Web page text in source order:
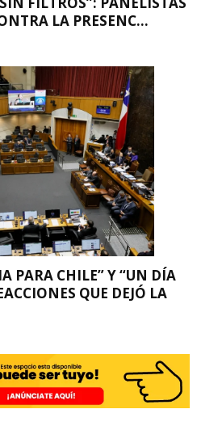
LA PRESENC...
PARA CHILE” Y “UN DÍA
QUE DEJÓ LA